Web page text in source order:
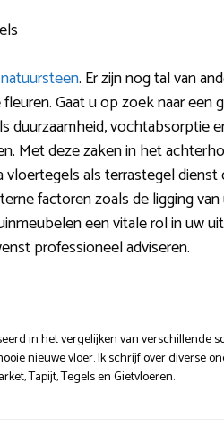
natuursteen. Er zijn nog tal van
Gaat u op zoek naar een
duurzaamheid, vochtabsorptie
Met deze zaken in het
als terrastegel dienst
factoren zoals de ligging
een vitale rol in uw
professioneel adviseren.
in het vergelijken van verschillende
nieuwe vloer. Ik schrijf over diverse
Tapijt, Tegels en Gietvloeren.